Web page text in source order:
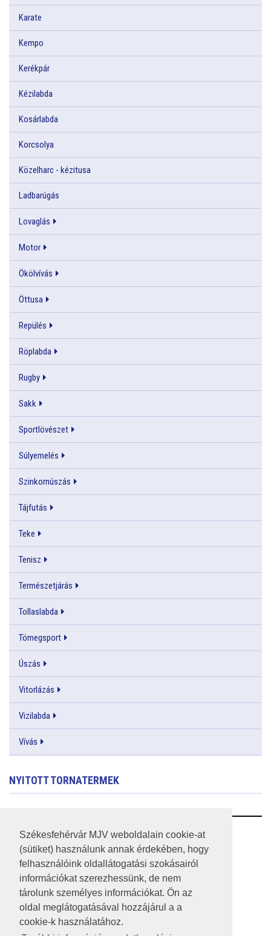
Székesfehérvár MJV weboldalain cookie-at
(sütiket) használunk annak érdekében, hogy
felhasználóink oldallátogatási szokásairól
információkat szerezhessünk, de nem
tárolunk személyes információkat. Ön az
oldal meglátogatásával hozzájárul a a
cookie-k használatához.
Karate
Kempo
Kerékpár
Kézilabda
Kosárlabda
Korcsolya
Közelharc - kézitusa
Ladbarúgás
Lovaglás
Motor
Ökölvívás
Öttusa
Repülés
Röplabda
Rugby
Sakk
Sportlövészet
Súlyemelés
Szinkornúszás
Tájfutás
Teke
Tenisz
Természetjárás
Tollaslabda
Tömegsport
Úszás
Vitorlázás
Vizilabda
Vívás
NYITOTT TORNATERMEK
RSS
A HONLAP 2017.03.31-I ÁLLAPOTA
JOGI NYILATKOZAT
IMPRESSZUM